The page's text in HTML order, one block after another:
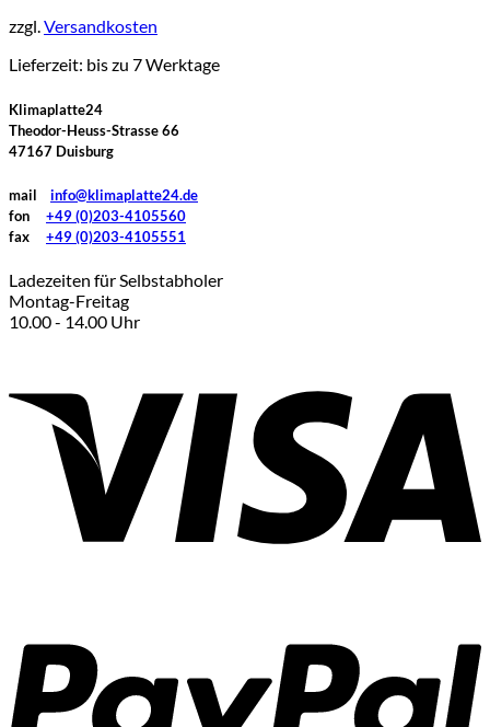
mehrere
auf.
Optionen
können
auf
Produktseite
gewählt
werden
zzgl.Versandkosten
Lieferzeit: bis zu 7 Werktage
Klimaplatte24
Theodor-Heuss-Strasse 66
47167 Duisburg
mail info@klimaplatte24.de
fon +49 (0)203-4105560
fax +49 (0)203-4105551
Ladezeiten für Selbstabholer
Montag-Freitag
10.00 - 14.00 Uhr